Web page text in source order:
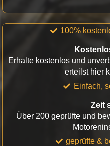
100%
Erhalte kostenlos und
erteilst hier
Einfach,
Zeit
Über 200 geprüfte und
geprüfte &